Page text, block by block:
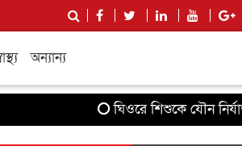
অন্যান্য
ঘিওরে শিশুকে যৌন